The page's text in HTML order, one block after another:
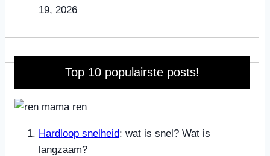
19, 2026
Top 10 populairste posts!
Hardloop snelheid: wat is snel? Wat is
langzaam?